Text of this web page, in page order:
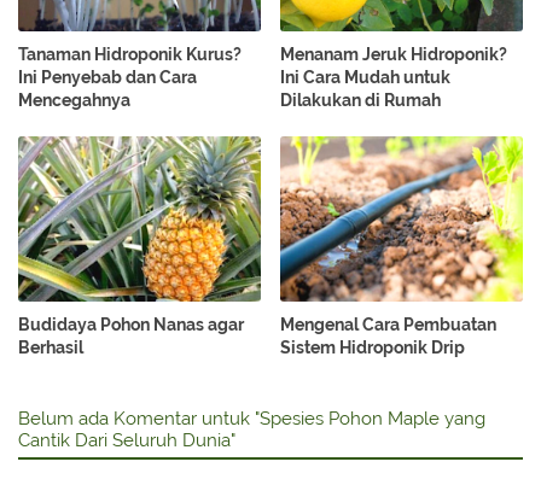
Tanaman Hidroponik Kurus?
Ini Penyebab dan Cara
Mencegahnya
Menanam Jeruk Hidroponik?
Ini Cara Mudah untuk
Dilakukan di Rumah
Budidaya Pohon Nanas agar
Berhasil
Mengenal Cara Pembuatan
Sistem Hidroponik Drip
Belum ada Komentar untuk "Spesies Pohon Maple yang
Cantik Dari Seluruh Dunia"